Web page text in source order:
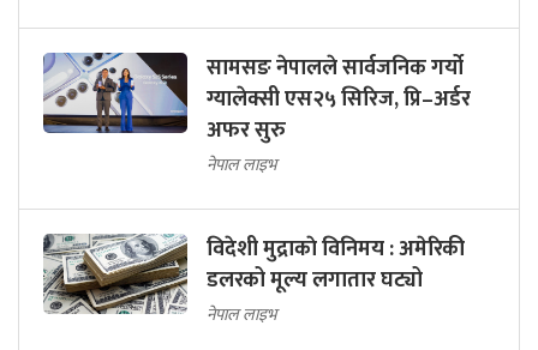
सामसङ नेपालले सार्वजनिक गर्यो
ग्यालेक्सी एस२५ सिरिज, प्रि–अर्डर
अफर सुरु
नेपाल लाइभ
विदेशी मुद्राकाे विनिमय : अमेरिकी
डलरको मूल्य लगातार घट्यो
नेपाल लाइभ